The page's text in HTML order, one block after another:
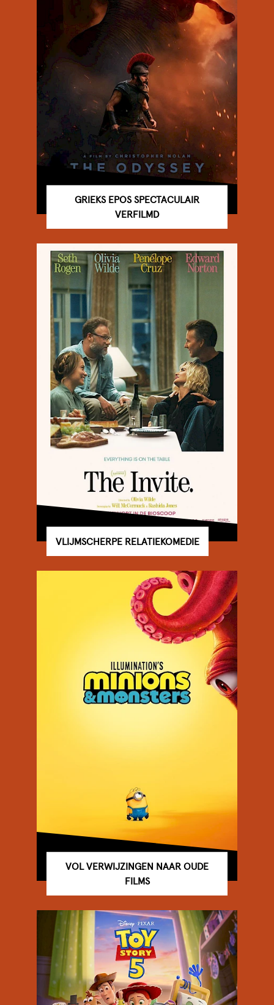
FILMTHEATER
STADSBRASSERIE
EVENTS
BIJ ONS EEN ZAAL HUREN
BEZOEKERSINFORMATIE & FAQ
GRIEKS EPOS SPECTACULAIR
VERFILMD
VLIJMSCHERPE RELATIEKOMEDIE
VOL VERWIJZINGEN NAAR OUDE
FILMS